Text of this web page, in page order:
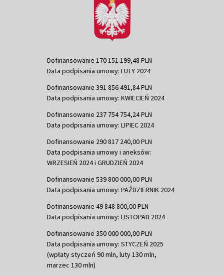
Dofinansowanie 170 151 199,48 PLN
Data podpisania umowy: LUTY 2024
Dofinansowanie 391 856 491,84 PLN
Data podpisania umowy: KWIECIEŃ 2024
Dofinansowanie 237 754 754,24 PLN
Data podpisania umowy: LIPIEC 2024
Dofinansowanie 290 817 240,00 PLN
Data podpisania umowy i aneksów:
WRZESIEŃ 2024 i GRUDZIEŃ 2024
Dofinansowanie 539 800 000,00 PLN
Data podpisania umowy: PAŹDZIERNIK 2024
Dofinansowanie 49 848 800,00 PLN
Data podpisania umowy: LISTOPAD 2024
Dofinansowanie 350 000 000,00 PLN
Data podpisania umowy: STYCZEŃ 2025
(wpłaty styczeń 90 mln, luty 130 mln,
marzec 130 mln)